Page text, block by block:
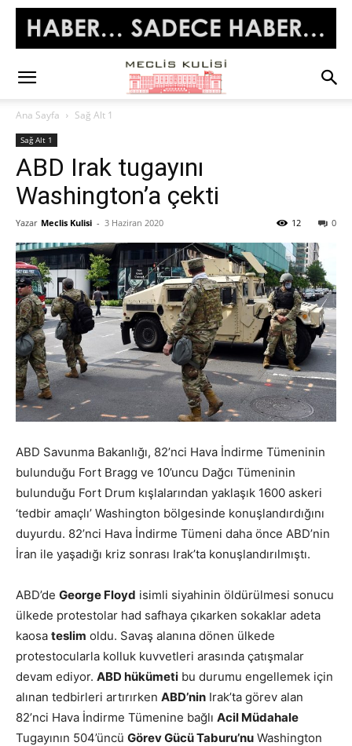
Ana Sayfa Sağ Alt 1
Sağ Alt 1
ABD Irak tugayını
Washington’a çekti
Yazar Meclis Kulisi - 3 Haziran 2020 0
12
ABD Savunma Bakanlığı, 82’nci Hava İndirme Tümeninin
bulunduğu Fort Bragg ve 10’uncu Dağcı Tümeninin
bulunduğu Fort Drum kışlalarından yaklaşık 1600 askeri
‘tedbir amaçlı’ Washington bölgesinde konuşlandırdığını
duyurdu. 82’nci Hava İndirme Tümeni daha önce ABD’nin
İran ile yaşadığı kriz sonrası Irak’ta konuşlandırılmıştı.
ABD’de George Floyd isimli siyahinin öldürülmesi sonucu
ülkede protestolar had safhaya çıkarken sokaklar adeta
kaosa teslim oldu. Savaş alanına dönen ülkede
protestocularla kolluk kuvvetleri arasında çatışmalar
devam ediyor. ABD hükümeti bu durumu engellemek için
alınan tedbirleri artırırken ABD’nin Irak’ta görev alan
82’nci Hava İndirme Tümenine bağlı Acil Müdahale
Tugayının 504’üncü Görev Gücü Taburu’nu Washington